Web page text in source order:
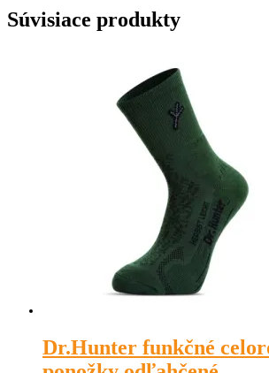
Súvisiace produkty
Dr.Hunter funkčné